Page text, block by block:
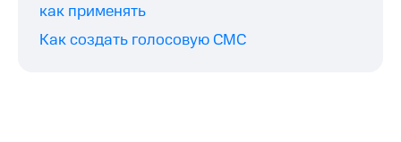
как применять
Как создать голосовую СМС